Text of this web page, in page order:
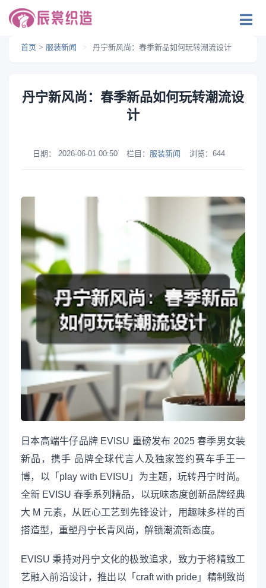
首页 > 服装新闻 > 丹宁新风尚：春季新品如何玩转潮流设计
丹宁新风尚：春季新品如何玩转潮流设
计
日期： 2026-06-01 00:50 栏目： 服装新闻 浏览： 644
日本高端牛仔品牌 EVISU 重磅发布 2025 春季男女装
新品，携手 品牌全球代言人及独家签约赛车手王一
博，以「play with EVISU」为主题，玩转丹宁时尚。
全新 EVISU 春季系列精品，以玩味态度创新品牌经典
大 M 元素，从匠心工艺到先锋设计，用趣味多样的百
搭造型，重塑丹宁长青风尚，解锁潮流新态度。
EVISU 秉持对丹宁文化的极致追求，致力于将精致工
艺融入前沿设计，推出以「craft with pride」精制致尚